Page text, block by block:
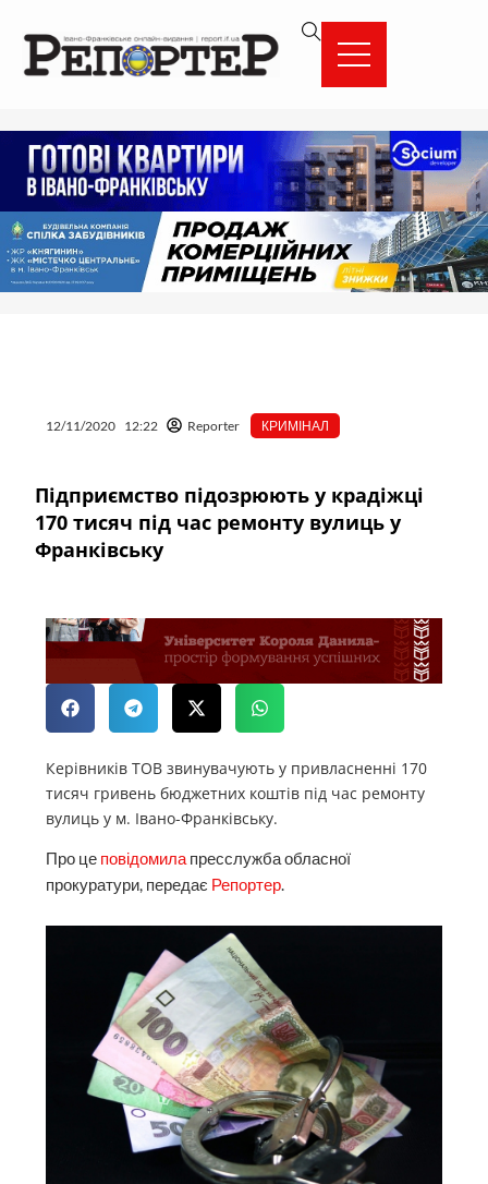
вмісту
12/11/2020 12:22 Reporter КРИМІНАЛ
Підприємство підозрюють у крадіжці
170 тисяч під час ремонту вулиць у
Франківську
Керівників ТОВ звинувачують у привласненні 170
тисяч гривень бюджетних коштів під час ремонту
вулиць у м. Івано-Франківську.
Про це повідомила пресслужба обласної
прокуратури, передає Репортер.